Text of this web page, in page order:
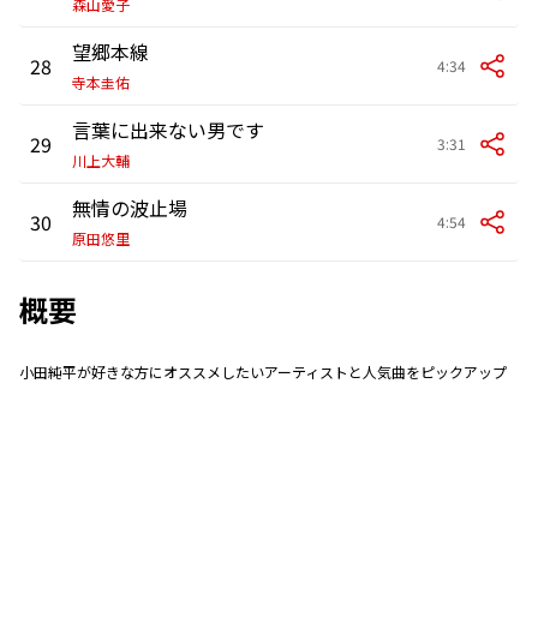
28 望郷本線
寺本圭佑
4:34
29 言葉に出来ない男です
川上大輔
3:31
30 無情の波止場
原田悠里
4:54
概要
小田純平が好きな方にオススメしたいアーティストと人気曲をピックアップ